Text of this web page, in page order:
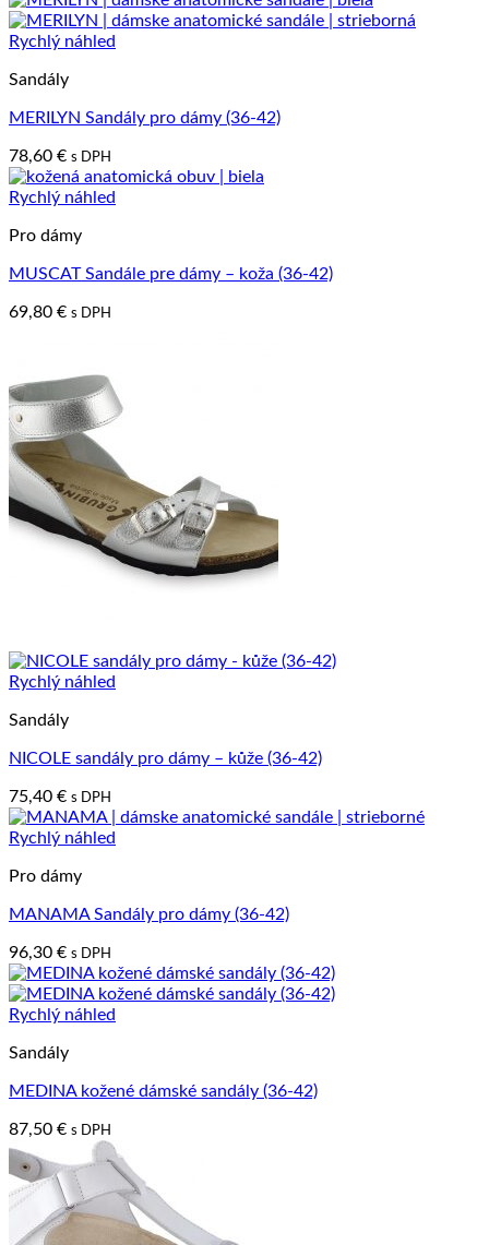
Rychlý náhled
Sandály
MERILYN Sandály pro dámy (36-42)
78,60 € s DPH
Rychlý náhled
Pro dámy
MUSCAT Sandále pre dámy – koža (36-42)
69,80 € s DPH
Rychlý náhled
Sandály
NICOLE sandály pro dámy – kůže (36-42)
75,40 € s DPH
Rychlý náhled
Pro dámy
MANAMA Sandály pro dámy (36-42)
96,30 € s DPH
Rychlý náhled
Sandály
MEDINA kožené dámské sandály (36-42)
87,50 € s DPH